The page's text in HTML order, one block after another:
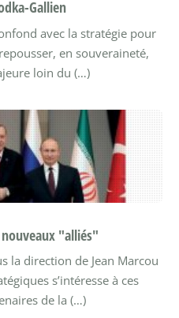
Gallien
avec la stratégie pour
en souveraineté,
loin du (…)
"alliés"
la direction de Jean Marcou
s’intéresse à ces
de la (…)